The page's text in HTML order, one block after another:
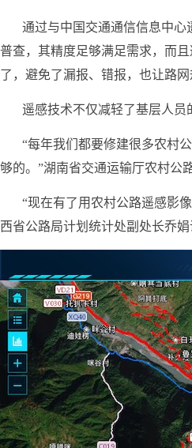
通过与中国交通通信信息中
普查，其精度足够满足需求，而
了，避免了漏报、错报，也让路网
遥感技术不仅减轻了基层人
“每年我们都要修建很多农村
够的。”湖南省交通运输厅农村公
“现在有了用农村公路遥感影
西省公路局计划统计处副处长乔娟